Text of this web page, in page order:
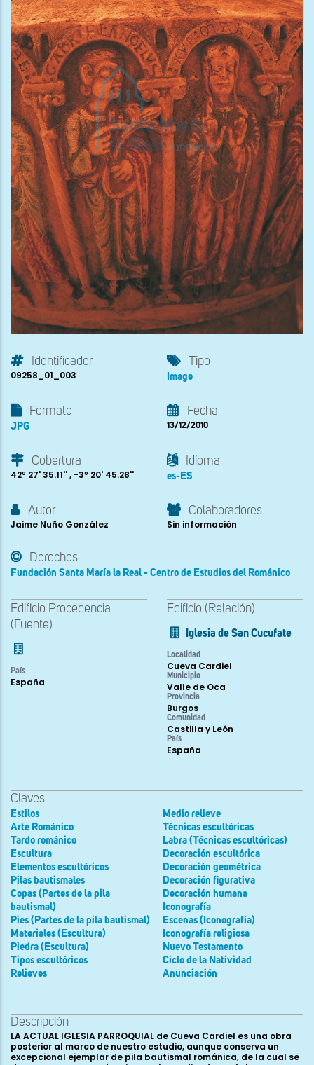
Identificador
09258_01_003
Tipo
Image
Formato
JPG
Fecha
13/12/2010
Cobertura
42º 27' 35.11'' , -3º 20' 45.28''
Idioma
es-ES
Autor
Jaime Nuño González
Colaboradores
Sin información
Derechos
Fundación Santa María la Real - Centro de Estudios del Románico
Edificio Procedencia
(Fuente)
País
España
Edificio (Relación)
Iglesia de San Cucufate
Localidad
Cueva Cardiel
Municipio
Valle de Oca
Provincia
Burgos
Comunidad
Castilla y León
País
España
Claves
Estilos
Arte Románico
Tardo románico
Escultura
Elementos escultóricos
Pilas bautismales
Copas (Partes de la pila
bautismal)
Pies (Partes de la pila bautismal)
Materiales (Escultura)
Piedra (Escultura)
Tipos escultóricos
Relieves
Medio relieve
Técnicas escultóricas
Labra (Técnicas escultóricas)
Decoración escultórica
Decoración geométrica
Decoración figurativa
Decoración humana
Iconografía
Escenas (Iconografía)
Iconografía religiosa
Nuevo Testamento
Ciclo de la Natividad
Anunciación
Descripción
LA ACTUAL IGLESIA PARROQUIAL de Cueva Cardiel es una obra
posterior al marco de nuestro estudio, aunque conserva un
excepcional ejemplar de pila bautismal románica, de la cual se